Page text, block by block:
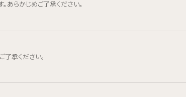
あらかじめご了承ください。
承ください。